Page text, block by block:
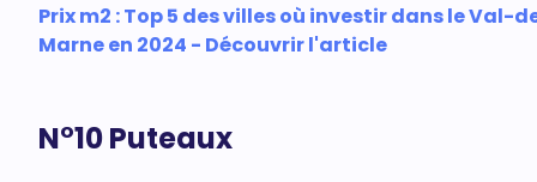
Prix m2 : Top 5 des villes où investir dans le Val-
Marne en 2024 - Découvrir l'article
N°10 Puteaux